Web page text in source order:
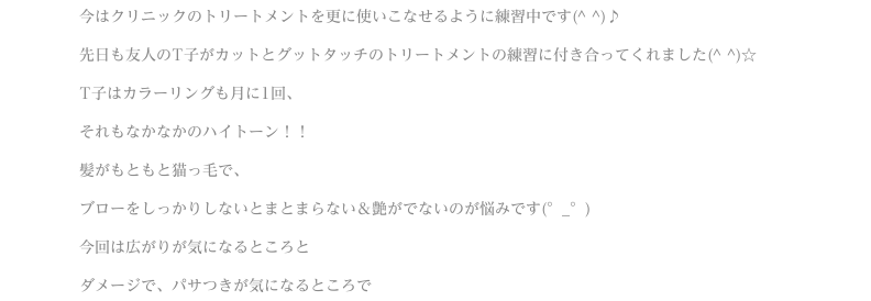
今はクリニックのトリートメントを更に使いこなせるように練習中です(^ ^)♪
先日も友人のT子がカットとグットタッチのトリートメントの練習に付き合ってくれました(^ ^)☆
T子はカラーリングも月に1回、
それもなかなかのハイトーン！！
髪がもともと猫っ毛で、
ブローをしっかりしないとまとまらない＆艶がでないのが悩みです(°_°)
今回は広がりが気になるところと
ダメージで、パサつきが気になるところで